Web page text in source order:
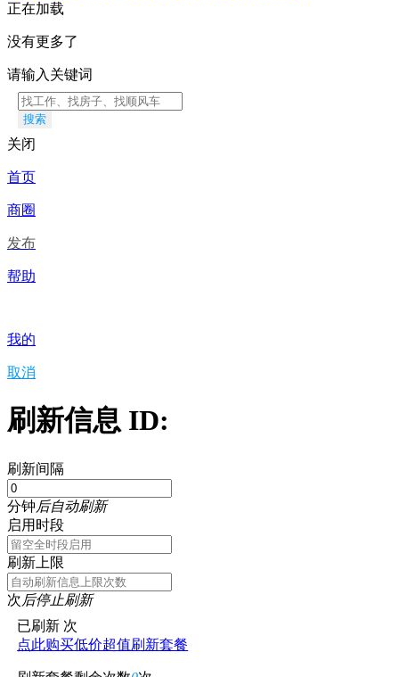
正在加载
没有更多了
请输入关键词
搜索
关闭
首页
商圈
发布
帮助
我的
取消
刷新信息 ID:
刷新间隔
分钟后自动刷新
启用时段
刷新上限
次后停止刷新
已刷新 次
点此购买低价超值刷新套餐